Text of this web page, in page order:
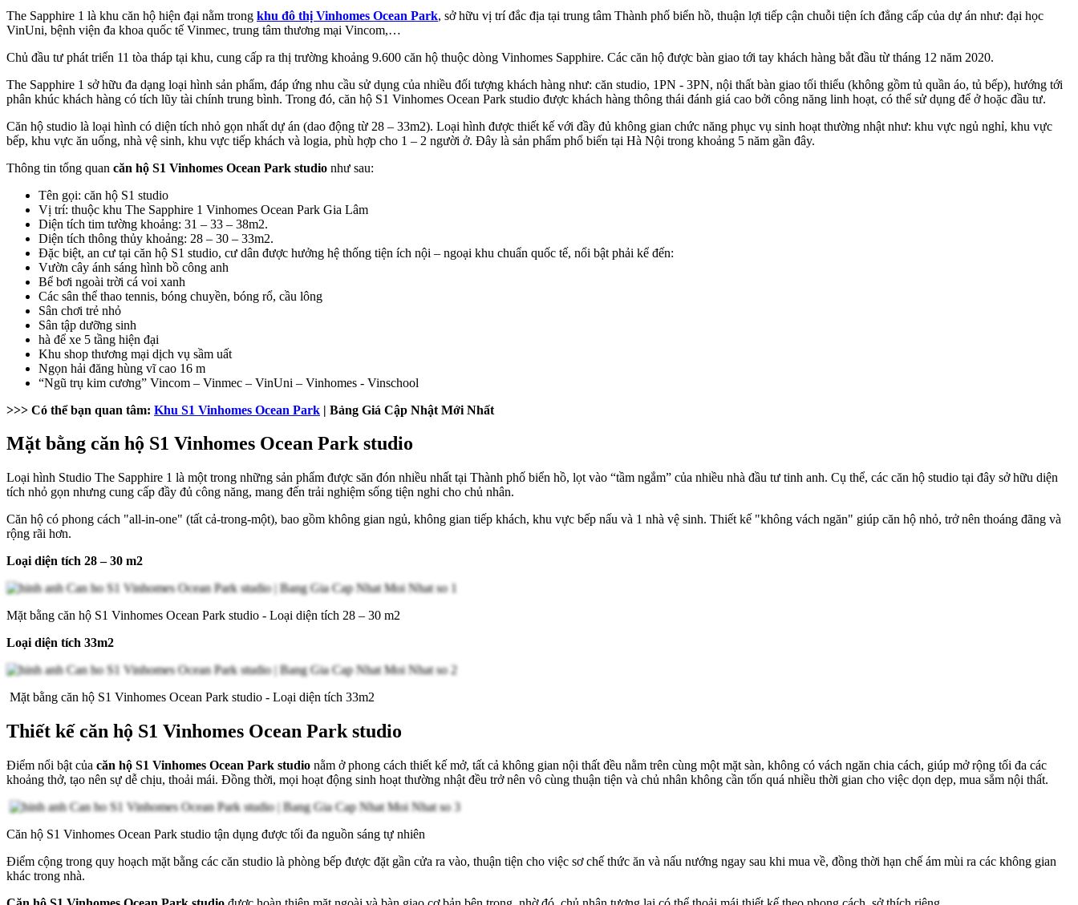
The Sapphire 1 là khu căn hộ hiện đại nằm trong khu đô thị Vinhomes Ocean Park, sở hữu vị trí đắc địa tại trung tâm Thành phố biển hồ, thuận lợi tiếp cận chuỗi tiện ích đẳng cấp của dự án như: đại học
VinUni, bệnh viện đa khoa quốc tế Vinmec, trung tâm thương mại Vincom,…
Chủ đầu tư phát triển 11 tòa tháp tại khu, cung cấp ra thị trường khoảng 9.600 căn hộ thuộc dòng Vinhomes Sapphire. Các căn hộ được bàn giao tới tay khách hàng bắt đầu từ tháng 12 năm 2020.
The Sapphire 1 sở hữu đa dạng loại hình sản phẩm, đáp ứng nhu cầu sử dụng của nhiều đối tượng khách hàng như: căn studio, 1PN - 3PN, nội thất bàn giao tối thiểu (không gồm tủ quần áo, tủ bếp), hướng tới
phân khúc khách hàng có tích lũy tài chính trung bình. Trong đó, căn hộ S1 Vinhomes Ocean Park studio được khách hàng thông thái đánh giá cao bởi công năng linh hoạt, có thể sử dụng để ở hoặc đầu tư.
Căn hộ studio là loại hình có diện tích nhỏ gọn nhất dự án (dao động từ 28 – 33m2). Loại hình được thiết kế với đầy đủ không gian chức năng phục vụ sinh hoạt thường nhật như: khu vực ngủ nghỉ, khu vực
bếp, khu vực ăn uống, nhà vệ sinh, khu vực tiếp khách và logia, phù hợp cho 1 – 2 người ở. Đây là sản phẩm phổ biến tại Hà Nội trong khoảng 5 năm gần đây.
Thông tin tổng quan căn hộ S1 Vinhomes Ocean Park studio như sau:
Tên gọi: căn hộ S1 studio
Vị trí: thuộc khu The Sapphire 1 Vinhomes Ocean Park Gia Lâm
Diện tích tim tường khoảng: 31 – 33 – 38m2.
Diện tích thông thủy khoảng: 28 – 30 – 33m2.
Đặc biệt, an cư tại căn hộ S1 studio, cư dân được hưởng hệ thống tiện ích nội – ngoại khu chuẩn quốc tế, nổi bật phải kể đến:
Vườn cây ánh sáng hình bồ công anh
Bể bơi ngoài trời cá voi xanh
Các sân thể thao tennis, bóng chuyền, bóng rổ, cầu lông
Sân chơi trẻ nhỏ
Sân tập dưỡng sinh
hà để xe 5 tầng hiện đại
Khu shop thương mại dịch vụ sầm uất
Ngọn hải đăng hùng vĩ cao 16 m
“Ngũ trụ kim cương” Vincom – Vinmec – VinUni – Vinhomes - Vinschool
>>> Có thể bạn quan tâm: Khu S1 Vinhomes Ocean Park | Bảng Giá Cập Nhật Mới Nhất
Mặt bằng căn hộ S1 Vinhomes Ocean Park studio
Loại hình Studio The Sapphire 1 là một trong những sản phẩm được săn đón nhiều nhất tại Thành phố biển hồ, lọt vào “tầm ngắm” của nhiều nhà đầu tư tinh anh. Cụ thể, các căn hộ studio tại đây sở hữu diện
tích nhỏ gọn nhưng cung cấp đầy đủ công năng, mang đến trải nghiệm sống tiện nghi cho chủ nhân.
Căn hộ có phong cách "all-in-one" (tất cả-trong-một), bao gồm không gian ngủ, không gian tiếp khách, khu vực bếp nấu và 1 nhà vệ sinh. Thiết kế "không vách ngăn" giúp căn hộ nhỏ, trở nên thoáng đãng và
rộng rãi hơn.
Loại diện tích 28 – 30 m2
Mặt bằng căn hộ S1 Vinhomes Ocean Park studio - Loại diện tích 28 – 30 m2
Loại diện tích 33m2
Mặt bằng căn hộ S1 Vinhomes Ocean Park studio - Loại diện tích 33m2
Thiết kế căn hộ S1 Vinhomes Ocean Park studio
Điểm nổi bật của căn hộ S1 Vinhomes Ocean Park studio nằm ở phong cách thiết kế mở, tất cả không gian nội thất đều nằm trên cùng một mặt sàn, không có vách ngăn chia cách, giúp mở rộng tối đa các
khoảng thở, tạo nên sự dễ chịu, thoải mái. Đồng thời, mọi hoạt động sinh hoạt thường nhật đều trở nên vô cùng thuận tiện và chủ nhân không cần tốn quá nhiều thời gian cho việc dọn dẹp, mua sắm nội thất.
Căn hộ S1 Vinhomes Ocean Park studio tận dụng được tối đa nguồn sáng tự nhiên
Điểm cộng trong quy hoạch mặt bằng các căn studio là phòng bếp được đặt gần cửa ra vào, thuận tiện cho việc sơ chế thức ăn và nấu nướng ngay sau khi mua về, đồng thời hạn chế ám mùi ra các không gian
khác trong nhà.